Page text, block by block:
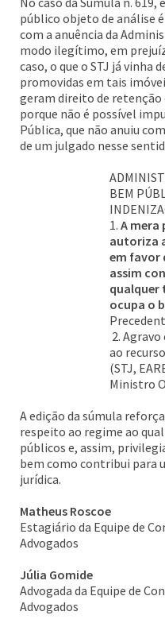
público objeto de análise
com a anuência da
modo ilegítimo, em
caso, o que o STJ já vinha
promovidas em tais
geram direito de
porque não é possível
Pública, que não anuiu
de um julgado nesse
BEM
1.A mera
autoriza
em favor
assim
qualquer
ocupa o
2.
ao
(STJ,
Ministro
A edição da súmula
respeito ao regime ao
públicos e, assim,
bem como contribui para
jurídica.
Matheus Roscoe
Estagiário da Equipe de
Advogados
Júlia Gomide
Advogada da Equipe de
Advogados